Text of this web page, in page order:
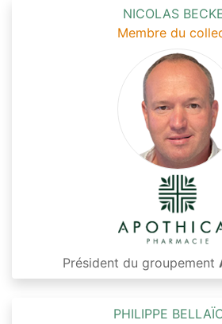
NICOLAS
Membre du
Président du groupement
PHILIPPE